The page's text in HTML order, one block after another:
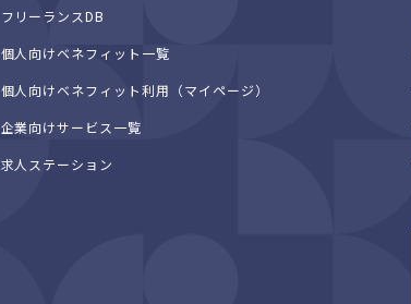
フリーランスDB
個人向けベネフィット一覧
個人向けベネフィット利用（マイページ）
企業向けサービス一覧
求人ステーション